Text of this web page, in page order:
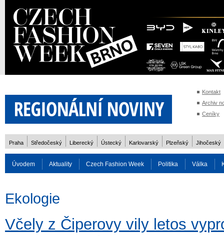
Kontakt
Archiv
Ceníky
Praha Středočeský Liberecký Ústecký Karlovarský Plzeňský Jihočeský
Úvodem Aktuality Czech Fashion Week Politika Válka
Ekologie
Včely z Čiperovy vily letos